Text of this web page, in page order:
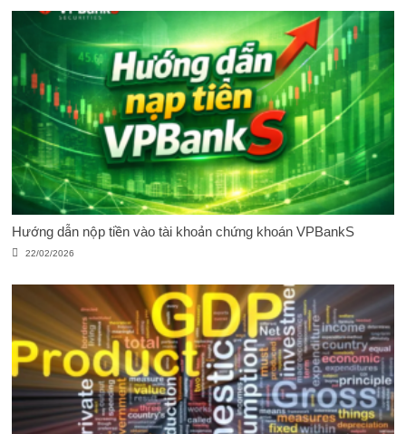
Hướng dẫn nộp tiền vào tài khoản chứng khoán VPBankS
22/02/2026